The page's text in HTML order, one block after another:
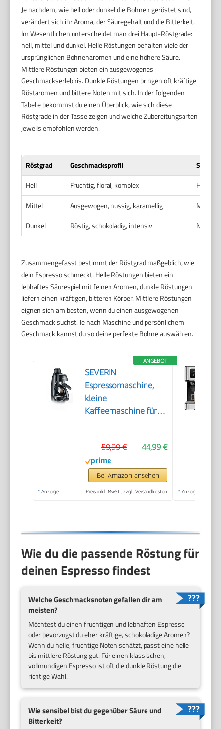
Je nachdem, wie hell oder dunkel die Bohnen geröstet sind,
verändert sich ihr Aroma, der Säuregehalt und die Bitterkeit.
Im Wesentlichen unterscheidet man drei Haupt-Röstgrade:
hell, mittel und dunkel. Helle Röstungen behalten viele der
ursprünglichen Bohnenaromen und eine höhere Säure.
Mittlere Röstungen bieten ein ausgewogenes
Geschmackserlebnis. Dunkle Röstungen bringen oft kräftige
Röstaromen und bittere Noten mit sich. In der folgenden
Tabelle bekommst du einen Überblick, wie sich diese
Röstgrade in der Tasse zeigen und welche Zubereitungsarten
jeweils empfohlen werden.
Röstgrad Geschmacksprofil
Hell
Fruchtig, floral, komplex
Hoch
Mittel
Ausgewogen, nussig, karamellig
Mittel
Dunkel
Röstig, schokoladig, intensiv Niedrig
Zusammengefasst bestimmt der Röstgrad maßgeblich, wie
dein Espresso schmeckt. Helle Röstungen bieten ein
lebhaftes Säurespiel mit feinen Aromen, dunkle Röstungen
liefern einen kräftigen, bitteren Körper. Mittlere Röstungen
eignen sich am besten, wenn du einen ausgewogenen
Geschmack suchst. Je nach Maschine und persönlichem
Geschmack kannst du so deine perfekte Bohne auswählen.
ANGEBOT
SEVERIN
Espressomaschine,
kleine
Kaffeemaschine für
Kaffeemaschine mit
Milchschäumer für
Kaffee-Milch-
Spezialitäten, ideal für
44,99 €
59,99 €
Bei Amazon ansehen
* Anzeige Preis inkl. MwSt., zzgl. Versandkosten * Anzeige
Wie du die passende Röstung für
deinen Espresso findest
Welche Geschmacksnoten gefallen dir am
meisten?
Möchtest du einen fruchtigen und lebhaften Espresso
oder bevorzugst du eher kräftige, schokoladige Aromen?
Wenn du helle, fruchtige Noten schätzt, passt eine helle
bis mittlere Röstung gut. Für einen klassischen,
vollmundigen Espresso ist oft die dunkle Röstung die
richtige Wahl.
Wie sensibel bist du gegenüber Säure und
Bitterkeit?